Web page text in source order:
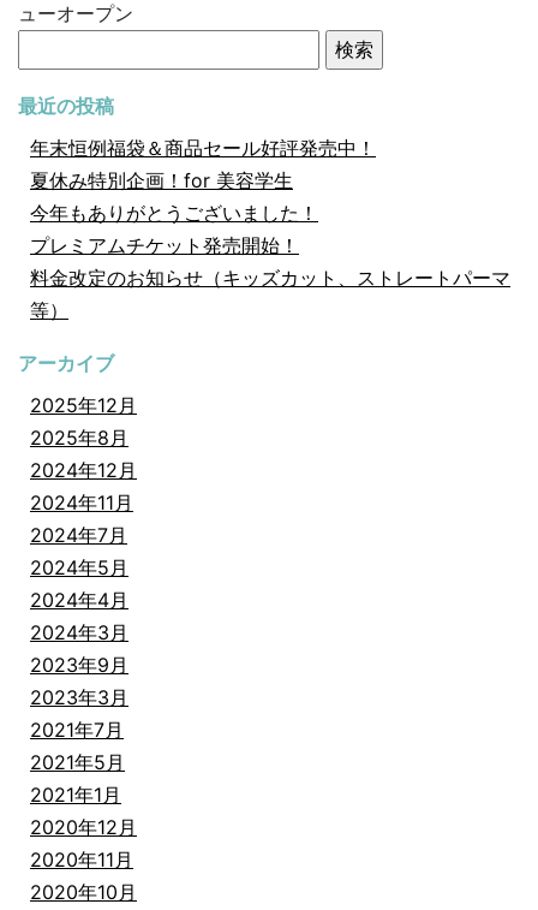
ューオープン
索:
最近の投稿
年末恒例福袋＆商品セール好評発売中！
夏休み特別企画！for 美容学生
今年もありがとうございました！
プレミアムチケット発売開始！
料金改定のお知らせ（キッズカット、ストレートパーマ
等）
アーカイブ
2025年12月
2025年8月
2024年12月
2024年11月
2024年7月
2024年5月
2024年4月
2024年3月
2023年9月
2023年3月
2021年7月
2021年5月
2021年1月
2020年12月
2020年11月
2020年10月